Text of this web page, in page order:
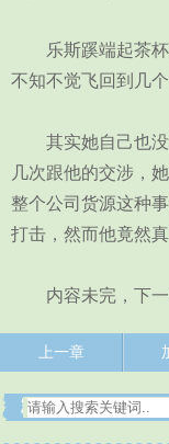
乐斯蹊端起茶杯
不知不觉飞回到几个
其实她自己也没
几次跟他的交涉，
整个公司货源这种
打击，然而他竟然
内容未完，下一
上一章